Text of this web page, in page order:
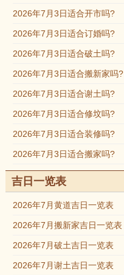
2026年7月3日适合开市吗?
2026年7月3日适合订婚吗?
2026年7月3日适合破土吗?
2026年7月3日适合搬新家吗?
2026年7月3日适合谢土吗?
2026年7月3日适合修坟吗?
2026年7月3日适合装修吗?
2026年7月3日适合搬家吗?
吉日一览表
2026年7月黄道吉日一览表
2026年7月搬新家吉日一览表
2026年7月破土吉日一览表
2026年7月谢土吉日一览表